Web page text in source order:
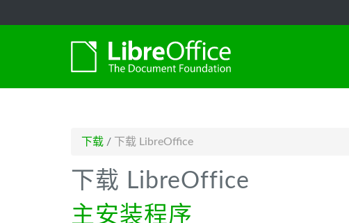
下载 / 下载 LibreOffice
下载 LibreOffice
主安装程序